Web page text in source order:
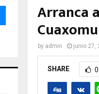
Arranca
by admin junio 27,
SHARE 0